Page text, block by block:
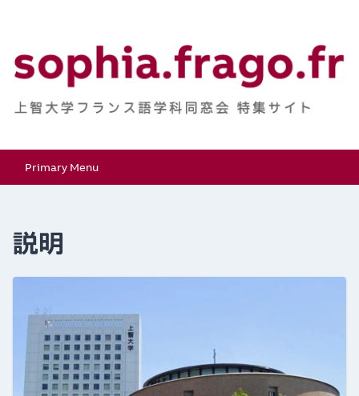
上智大学フランス語学
科同窓会
Primary Menu
説明